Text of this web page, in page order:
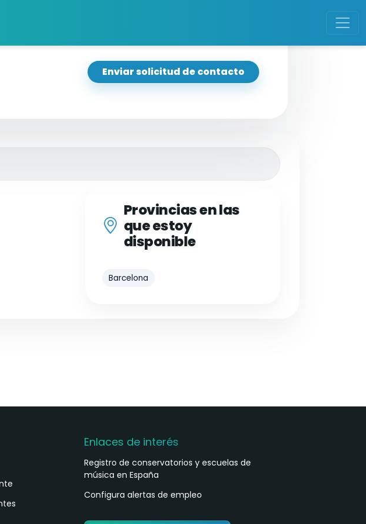
Enviar solicitud de contacto
Provincias en las
que estoy
disponible
Barcelona
Enlaces de interés
Registro de conservatorios y escuelas de
música en España
Configura alertas de empleo